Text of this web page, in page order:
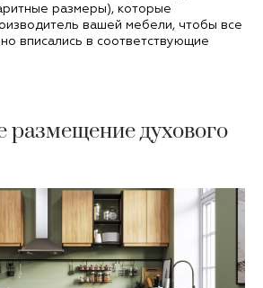
размеры), которые
вашей мебели, чтобы все
вписались в соответствующие
размещение духового